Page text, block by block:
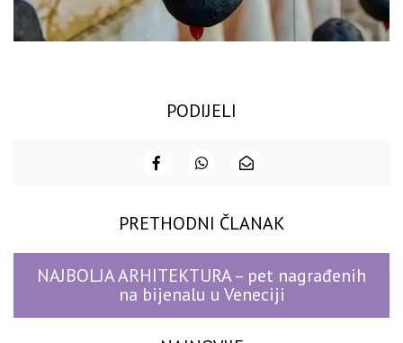
PODIJELI
PRETHODNI ČLANAK
NAJBOLJA ARHITEKTURA – pet nagrađenih
na bijenalu u Veneciji